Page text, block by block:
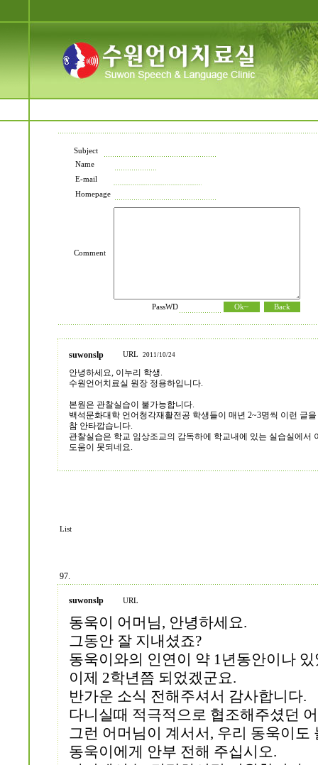
Subject
Name
E-mail
Homepage
Comment
PassWD
suwonslp URL 2011/10/24
안녕하세요, 이누리 학생.
수원언어치료실 원장 정용하입니다.
본원은 관찰실습이 불가능합니다.
백석문화대학 언어청각재활전공 학생들이 매년 2~3명씩 이런 글
참 안타깝습니다.
관찰실습은 학교 임상조교의 감독하에 학교내에 있는 실습실에서
도움이 못되네요.
List
97.
suwonslp URL
동욱이 어머님, 안녕하세요.
그동안 잘 지내셨죠?
동욱이와의 인연이 약 1년동안이나
이제 2학년쯤 되었겠군요.
반가운 소식 전해주셔서 감사합니다.
다니실때 적극적으로 협조해주셨던
그런 어머님이 계서서, 우리 동욱이도
동욱이에게 안부 전해 주십시오.